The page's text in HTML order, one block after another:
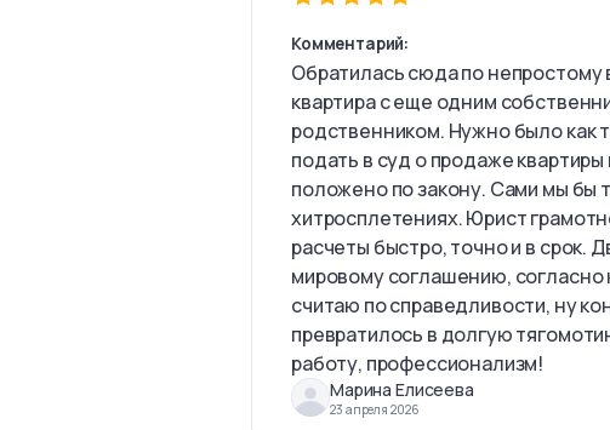
Комментарий:
Обратилась сюда по непростому
квартира с еще одним
родственником. Нужно было как
подать в суд о продаже
положено по закону. Сами мы бы
хитросплетениях. Юрист
расчеты быстро, точно и в срок.
мировому соглашению, согласно
считаю по справедливости, ну
превратилось в долгую
работу, профессионализм!
Марина Елисеева
23 апреля 2026